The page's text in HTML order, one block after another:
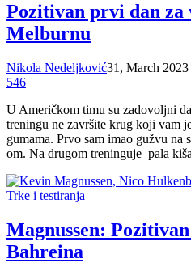
Pozitivan prvi dan za
Melburnu
Nikola Nedeljković31, March 2023
546
U Američkom timu su zadovoljni
treningu ne završite krug koji vam
gumama. Prvo sam imao gužvu na
om. Na drugom treninguje pala
Trke i testiranja
Magnussen:
Bahreina